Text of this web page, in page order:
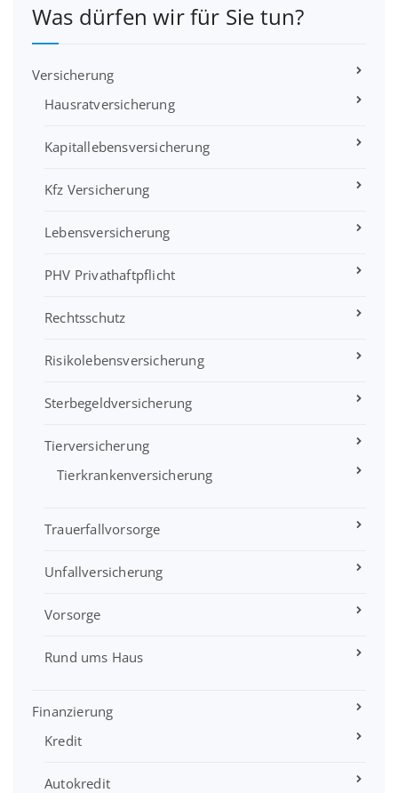
Was dürfen wir für Sie tun?
Versicherung
Hausratversicherung
Kapitallebensversicherung
Kfz Versicherung
Lebensversicherung
PHV Privathaftpflicht
Rechtsschutz
Risikolebensversicherung
Sterbegeldversicherung
Tierversicherung
Tierkrankenversicherung
Trauerfallvorsorge
Unfallversicherung
Vorsorge
Rund ums Haus
Finanzierung
Kredit
Autokredit